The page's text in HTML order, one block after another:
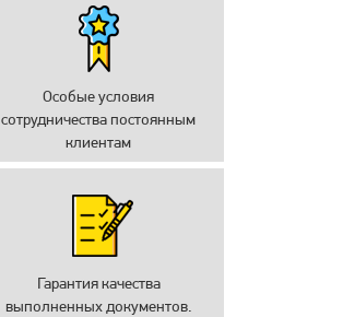
Особые условия
сотрудничества постоянным
клиентам
Гарантия качества
выполненных документов.